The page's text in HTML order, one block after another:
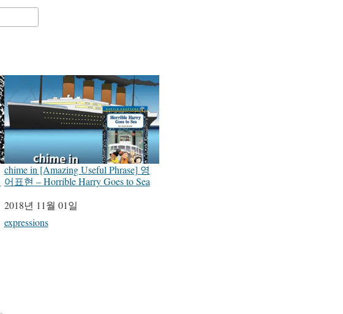
chime in [Amazing Useful Phrase] 영
어표현 – Horrible Harry Goes to Sea
일자
2018년 11월 01일
관련 항목
expressions